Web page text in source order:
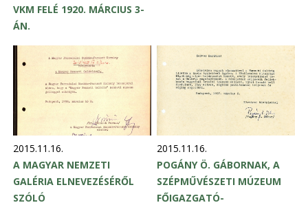
VKM FELÉ 1920. MÁRCIUS 3-
ÁN.
2015.11.16.
A MAGYAR NEMZETI
GALÉRIA ELNEVEZÉSÉRŐL
SZÓLÓ
2015.11.16.
POGÁNY Ö. GÁBORNAK, A
SZÉPMŰVÉSZETI MÚZEUM
FŐIGAZGATÓ-
a